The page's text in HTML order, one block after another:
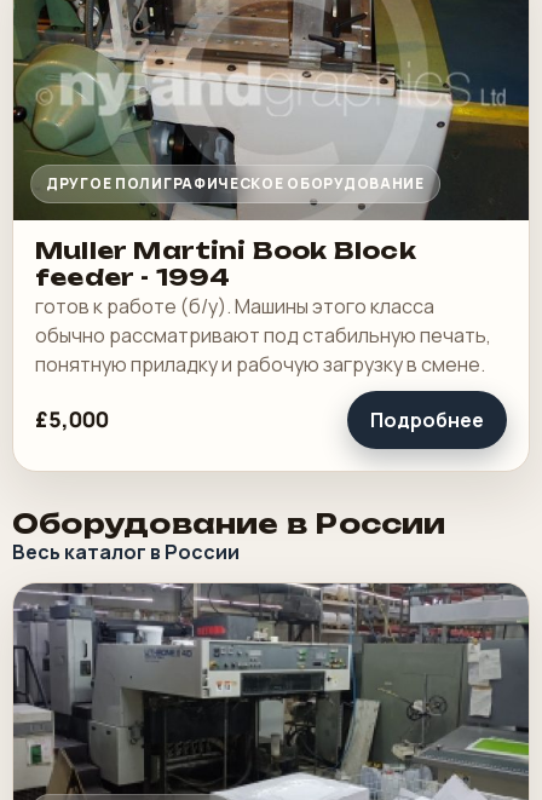
ДРУГОЕ ПОЛИГРАФИЧЕСКОЕ ОБОРУДОВАНИЕ
Muller Martini Book Block
feeder - 1994
готов к работе (б/у). Машины этого класса
обычно рассматривают под стабильную печать,
понятную приладку и рабочую загрузку в смене.
£5,000 Подробнее
Оборудование в России
Весь каталог в России